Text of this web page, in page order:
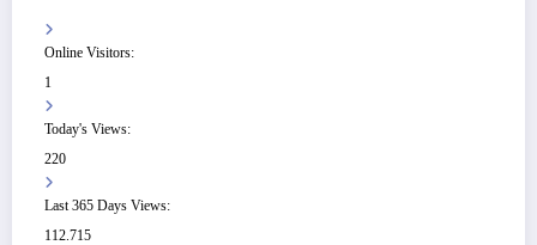
Online Visitors:
1
Today's Views:
220
Last 365 Days Views:
112.715